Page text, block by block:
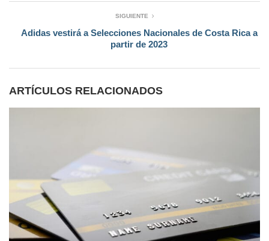
SIGUIENTE
Adidas vestirá a Selecciones Nacionales de Costa Rica a
partir de 2023
ARTÍCULOS RELACIONADOS